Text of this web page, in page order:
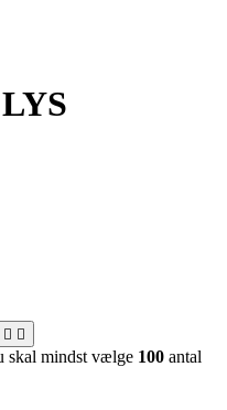
 
skal mindst vælge 100 antal